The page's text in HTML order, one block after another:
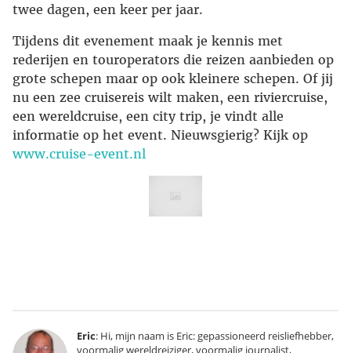
twee dagen, een keer per jaar.
Tijdens dit evenement maak je kennis met
rederijen en touroperators die reizen aanbieden op
grote schepen maar op ook kleinere schepen. Of jij
nu een zee cruisereis wilt maken, een riviercruise,
een wereldcruise, een city trip, je vindt alle
informatie op het event. Nieuwsgierig? Kijk op
www.cruise-event.nl
Eric: Hi, mijn naam is Eric: gepassioneerd reisliefhebber,
voormalig wereldreiziger, voormalig journalist,